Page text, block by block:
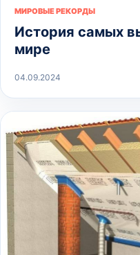
МИРОВЫЕ РЕКОРДЫ
История самых
мире
04.09.2024